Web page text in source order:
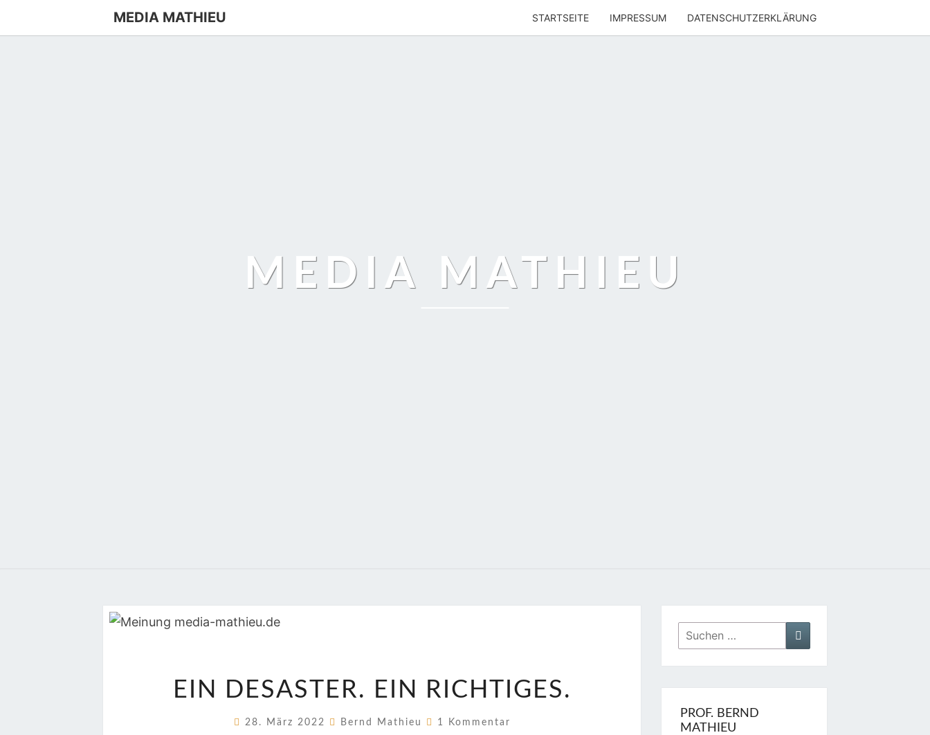
MEDIA MATHIEU STARTSEITE IMPRESSUM DATENSCHUTZERKLÄRUNG
MEDIA MATHIEU
DESASTER.
EIN DESASTER. EIN RICHTIGES.
28. März 2022 Bernd Mathieu Kommentare
1 Kommentar
Suchen
nach:
PROF. BERND
MATHIEU